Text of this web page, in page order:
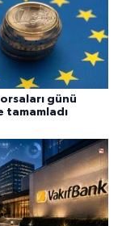
günü
tamamladı